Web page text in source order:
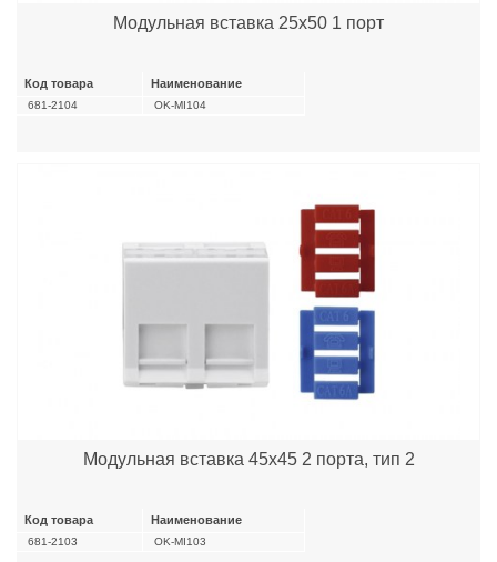
Модульная вставка 25х50 1 порт
Код товара Наименование
681-2104 OK-MI104
Модульная вставка 45х45 2 порта, тип 2
Код товара Наименование
681-2103 OK-MI103